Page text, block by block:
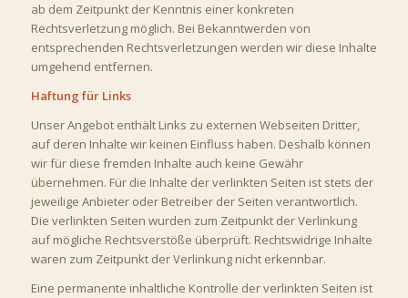
ab dem Zeitpunkt der Kenntnis einer konkreten
Rechtsverletzung möglich. Bei Bekanntwerden von
entsprechenden Rechtsverletzungen werden wir diese Inhalte
umgehend entfernen.
Haftung für Links
Unser Angebot enthält Links zu externen Webseiten Dritter,
auf deren Inhalte wir keinen Einfluss haben. Deshalb können
wir für diese fremden Inhalte auch keine Gewähr
übernehmen. Für die Inhalte der verlinkten Seiten ist stets der
jeweilige Anbieter oder Betreiber der Seiten verantwortlich.
Die verlinkten Seiten wurden zum Zeitpunkt der Verlinkung
auf mögliche Rechtsverstöße überprüft. Rechtswidrige Inhalte
waren zum Zeitpunkt der Verlinkung nicht erkennbar.
Eine permanente inhaltliche Kontrolle der verlinkten Seiten ist